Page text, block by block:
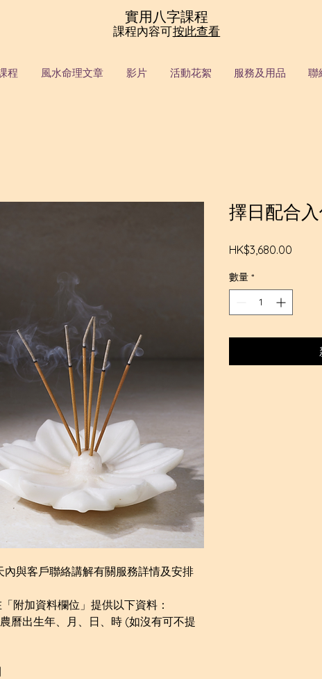
實用八字課程
課程內容可按此查看
程 風水命理文章 影片 活動花絮 服務及用品 聯
內與客戶聯絡講解有關服務詳情及安排
附加資料欄位」提供以下資料：
曆出生年、月、日、時 (如沒有可不提
擇日配合
HK$3,680.00
數量 *